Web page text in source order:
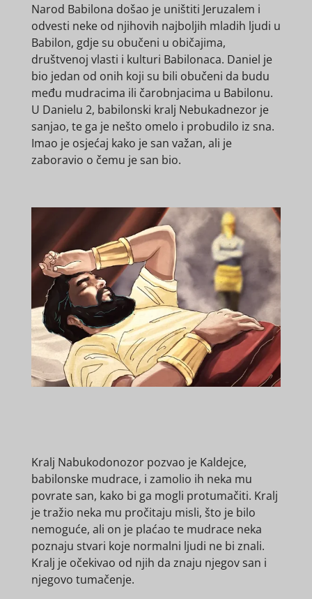
Narod Babilona došao je uništiti Jeruzalem i
odvesti neke od njihovih najboljih mladih ljudi u
Babilon, gdje su obučeni u običajima,
društvenoj vlasti i kulturi Babilonaca. Daniel je
bio jedan od onih koji su bili obučeni da budu
među mudracima ili čarobnjacima u Babilonu.
U Danielu 2, babilonski kralj Nebukadnezor je
sanjao, te ga je nešto omelo i probudilo iz sna.
Imao je osjećaj kako je san važan, ali je
zaboravio o čemu je san bio.
Kralj Nabukodonozor pozvao je Kaldejce,
babilonske mudrace, i zamolio ih neka mu
povrate san, kako bi ga mogli protumačiti. Kralj
je tražio neka mu pročitaju misli, što je bilo
nemoguće, ali on je plaćao te mudrace neka
poznaju stvari koje normalni ljudi ne bi znali.
Kralj je očekivao od njih da znaju njegov san i
njegovo tumačenje.